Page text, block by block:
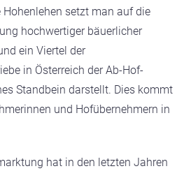
setzt man auf die
hochwertiger bäuerlicher
ein Viertel der
in Österreich der Ab-Hof-
Standbein darstellt. Dies kommt
und Hofübernehmern in
hat in den letzten Jahren